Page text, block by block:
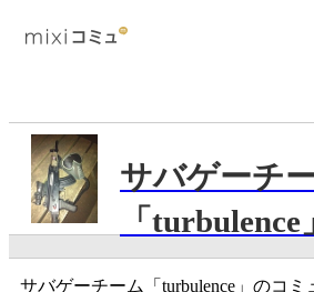
サバゲーチ
「turbulence」
サバゲーチーム「turbulence」のコ